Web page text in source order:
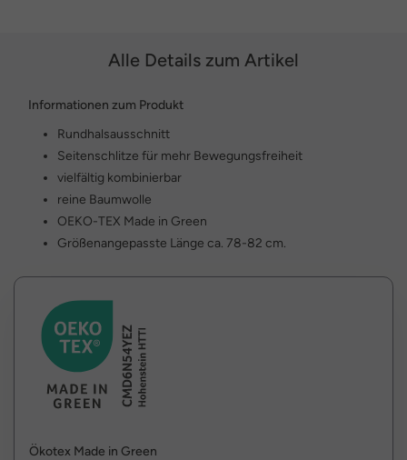
Alle Details zum Artikel
Informationen zum Produkt
Rundhalsausschnitt
Seitenschlitze für mehr Bewegungsfreiheit
vielfältig kombinierbar
reine Baumwolle
OEKO-TEX Made in Green
Größenangepasste Länge ca. 78-82 cm.
Ökotex Made in Green